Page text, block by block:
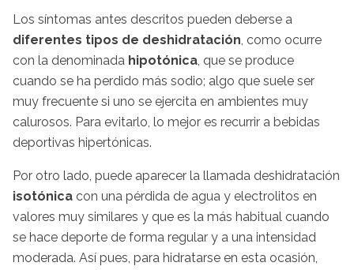
Los síntomas antes descritos pueden deberse a
diferentes tipos de deshidratación, como ocurre
con la denominada hipotónica, que se produce
cuando se ha perdido más sodio; algo que suele ser
muy frecuente si uno se ejercita en ambientes muy
calurosos. Para evitarlo, lo mejor es recurrir a bebidas
deportivas hipertónicas.
Por otro lado, puede aparecer la llamada deshidratación
isotónica con una pérdida de agua y electrolitos en
valores muy similares y que es la más habitual cuando
se hace deporte de forma regular y a una intensidad
moderada. Así pues, para hidratarse en esta ocasión,